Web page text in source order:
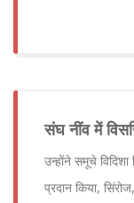
संघ नींव में
उन्होंने समूचे
प्रदान किया,